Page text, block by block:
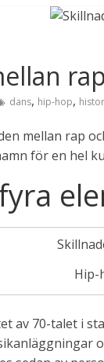
dans, hip-hop,
mellan rap
för en hel
Hip-
av 70-talet i